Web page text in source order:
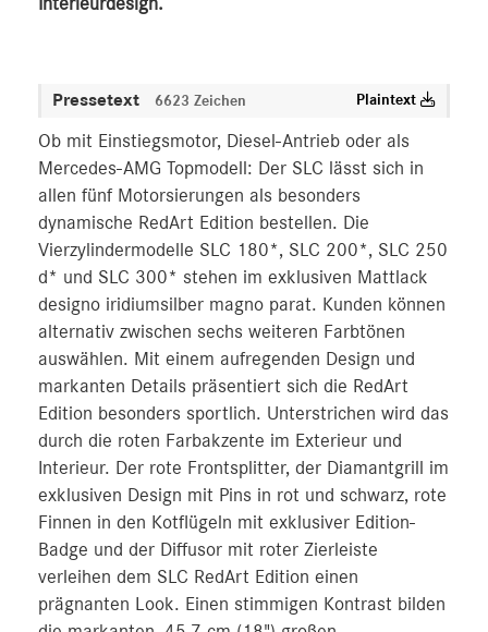
Pressetext 6623 Zeichen Plaintext
Ob mit Einstiegsmotor, Diesel-Antrieb oder als
Mercedes-AMG Topmodell: Der SLC lässt sich in
allen fünf Motorsierungen als besonders
dynamische RedArt Edition bestellen. Die
Vierzylindermodelle SLC 180*, SLC 200*, SLC 250
d* und SLC 300* stehen im exklusiven Mattlack
designo iridiumsilber magno parat. Kunden können
alternativ zwischen sechs weiteren Farbtönen
auswählen. Mit einem aufregenden Design und
markanten Details präsentiert sich die RedArt
Edition besonders sportlich. Unterstrichen wird das
durch die roten Farbakzente im Exterieur und
Interieur. Der rote Frontsplitter, der Diamantgrill im
exklusiven Design mit Pins in rot und schwarz, rote
Finnen in den Kotflügeln mit exklusiver Edition-
Badge und der Diffusor mit roter Zierleiste
verleihen dem SLC RedArt Edition einen
prägnanten Look. Einen stimmigen Kontrast bilden